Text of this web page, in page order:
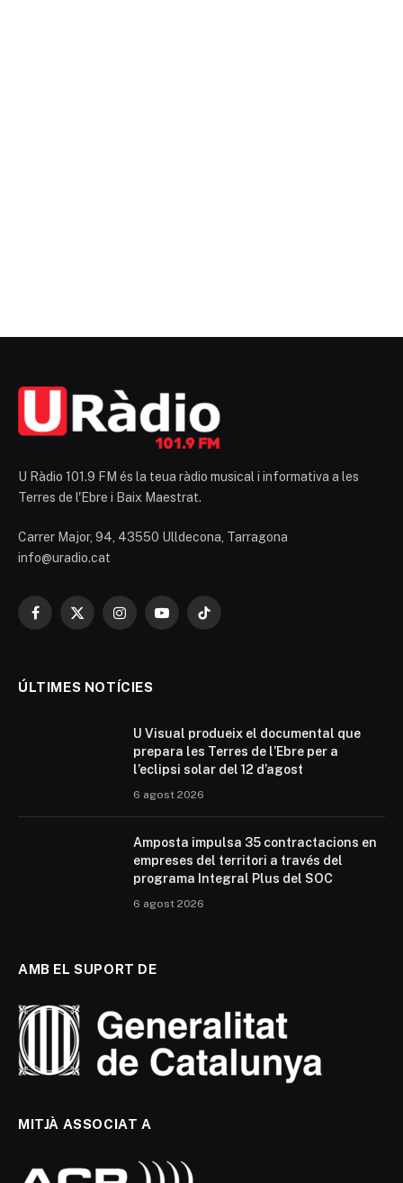
U Ràdio 101.9 FM és la teua ràdio musical i informativa a les
Terres de l'Ebre i Baix Maestrat.
Carrer Major, 94, 43550 Ulldecona, Tarragona
info@uradio.cat
Facebook
X
InstagramYouTubeTikTok
ÚLTIMES NOTÍCIES
U Visual produeix el documental que
prepara les Terres de l’Ebre per a
l’eclipsi solar del 12 d’agost
6 agost 2026
Amposta impulsa 35 contractacions en
empreses del territori a través del
programa Integral Plus del SOC
6 agost 2026
AMB EL SUPORT DE
MITJÀ ASSOCIAT A